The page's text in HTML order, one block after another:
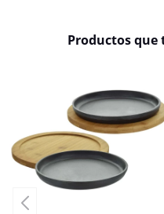
Productos que